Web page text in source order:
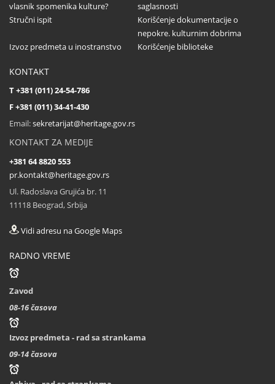
Dodela nagrada Društva konzervatora Srbije
...
Sastanak partnera na projektu CultHeRit u
...
vlasnik spomenika kulture?
saglasnosti
Stručni ispit
Korišćenje dokumentacije o
nepokre. kulturnim dobrima
Izvoz predmeta u inostranstvo
Korišćenje biblioteke
KONTAKT
T +381 (011) 24-54-786
F +381 (011) 34-41-430
Email:sekretarijat@heritage.gov.rs
KONTAKT ZA MEDIJE
+381 64 8820 553
pr.kontakt@heritage.gov.rs
Ul. Radoslava Grujića br. 11
11118 Beograd, Srbija
Vidi adresu na Google Maps
RADNO VREME
Zavod
08-16 časova
Izvoz predmeta - rad sa strankama
09-14 časova